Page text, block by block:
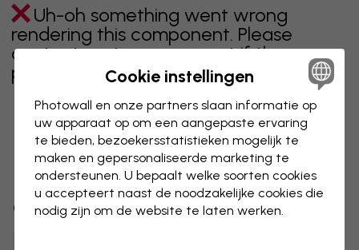
Uh-oh something went wrong
rendering this component. Please
contact customer support if the
problem persists.
Toont pagina 1 van 1 pagina's
Ontdek meer categorieën
Cookie instellingen
Photowall en onze partners slaan informatie op
uw apparaat op om een aangepaste ervaring
te bieden, bezoekersstatistieken mogelijk te
maken en gepersonaliseerde marketing te
ondersteunen. U bepaalt welke soorten cookies
u accepteert naast de noodzakelijke cookies die
nodig zijn om de website te laten werken.